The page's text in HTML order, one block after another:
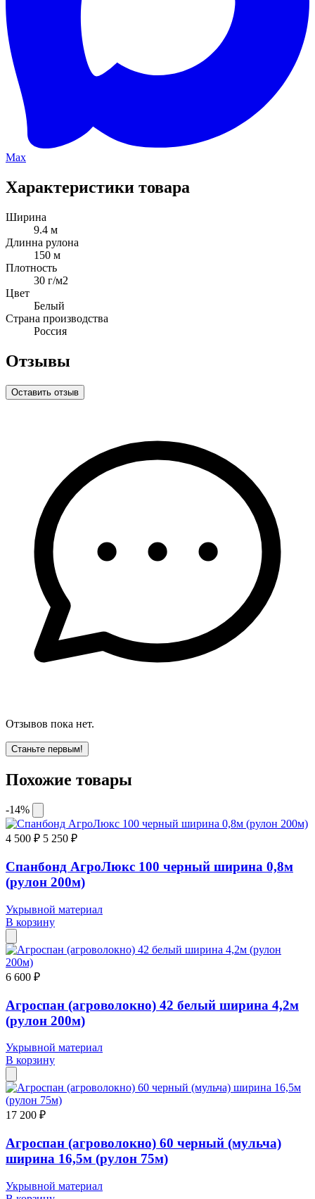
Max
Характеристики товара
Ширина
9.4 м
Длинна рулона
150 м
Плотность
30 г/м2
Цвет
Белый
Страна производства
Россия
Отзывы
Оставить отзыв
Отзывов пока нет.
Станьте первым!
Похожие товары
-14%
4 500 ₽ 5 250 ₽
Спанбонд АгроЛюкс 100 черный ширина 0,8м
(рулон 200м)
Укрывной материал
В корзину
6 600 ₽
Агроспан (агроволокно) 42 белый ширина 4,2м
(рулон 200м)
Укрывной материал
В корзину
17 200 ₽
Агроспан (агроволокно) 60 черный (мульча)
ширина 16,5м (рулон 75м)
Укрывной материал